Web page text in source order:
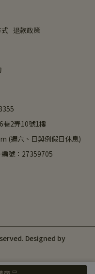
退款政策
巷2弄10號1樓
(週六、日與例假日休息)
編號：27359705
Designed by